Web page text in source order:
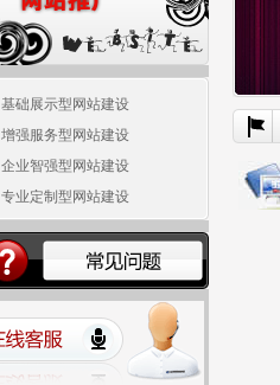
基础展示型网站建设
增强服务型网站建设
企业智强型网站建设
专业定制型网站建设